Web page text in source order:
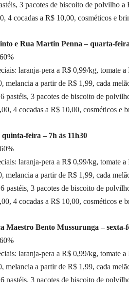
3 pacotes de biscoito de polvilho
4 cocadas a R$ 10,00, cosméticos e
e Rua Martin Penna – quarta-feira
laranja-pera a R$ 0,99/kg, tomate
melancia a partir de R$ 1,99, cada
pastéis, 3 pacotes de biscoito de
4 cocadas a R$ 10,00, cosméticos e
feira – 7h às 11h30
laranja-pera a R$ 0,99/kg, tomate
melancia a partir de R$ 1,99, cada
pastéis, 3 pacotes de biscoito de
4 cocadas a R$ 10,00, cosméticos e
Maestro Bento Mussurunga – sexta-
laranja-pera a R$ 0,99/kg, tomate
melancia a partir de R$ 1,99, cada
pastéis, 3 pacotes de biscoito de